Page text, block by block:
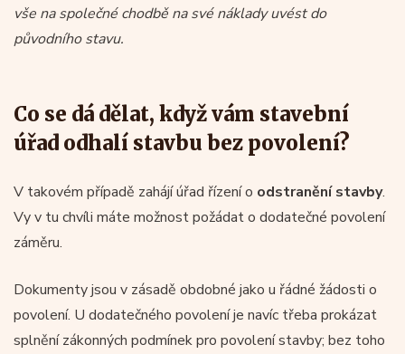
vše na společné chodbě na své náklady uvést do
původního stavu.
Co se dá dělat, když vám stavební
úřad odhalí stavbu bez povolení?
V takovém případě zahájí úřad řízení o odstranění stavby.
Vy v tu chvíli máte možnost požádat o dodatečné povolení
záměru.
Dokumenty jsou v zásadě obdobné jako u řádné žádosti o
povolení. U dodatečného povolení je navíc třeba prokázat
splnění zákonných podmínek pro povolení stavby; bez toho